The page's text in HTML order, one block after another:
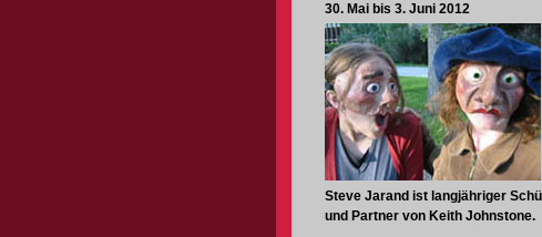
30. Mai bis 3. Juni 2012
Steve Jarand ist langjähriger
und Partner von Keith Johnstone.